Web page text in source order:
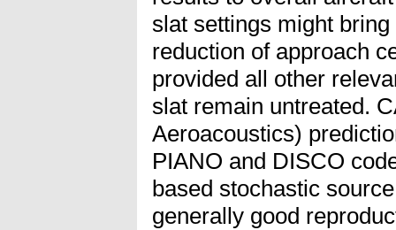
slat settings might
reduction of approach
provided all other
slat remain untreated.
Aeroacoustics)
PIANO and DISCO
based stochastic
generally good